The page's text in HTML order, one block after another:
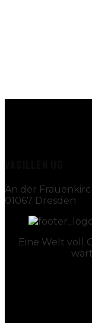
An der
01067 Dresden
Eine Welt voll